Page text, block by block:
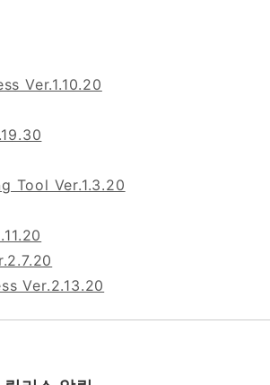
Ver.1.10.20
Tool Ver.1.3.20
Ver.2.13.20